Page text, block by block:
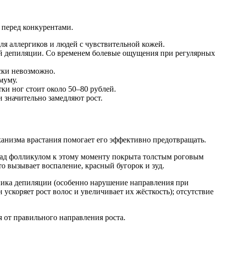
конкурентами.
аллергиков и людей с чувствительной кожей.
депиляции. Со временем болевые ощущения при регулярных
невозможно.
ног стоит около 50–80 рублей.
замедляют рост.
врастания помогает его эффективно предотвращать.
фолликулом к этому моменту покрыта толстым роговым
вызывает воспаление, красный бугорок и зуд.
депиляции (особенно нарушение направления при
рост волос и увеличивает их жёсткость); отсутствие
правильного направления роста.